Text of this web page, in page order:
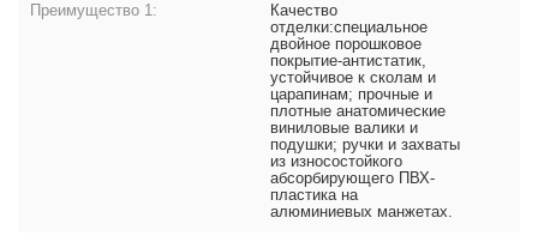
Преимущество 1:
Качество
отделки:специальное
двойное порошковое
покрытие-антистатик,
устойчивое к сколам и
царапинам; прочные и
плотные анатомические
виниловые валики и
подушки; ручки и захваты
из износостойкого
абсорбирующего ПВХ-
пластика на
алюминиевых манжетах.